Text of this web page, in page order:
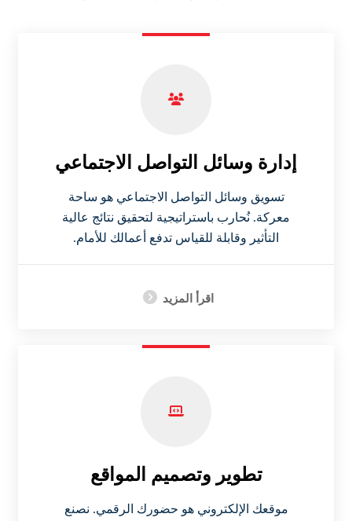
إدارة وسائل التواصل الاجتماعي
تسويق وسائل التواصل الاجتماعي هو ساحة
معركة. نُحارب باستراتيجية لتحقيق نتائج عالية
التأثير وقابلة للقياس تدفع أعمالك للأمام.
اقرأ المزيد
تطوير وتصميم المواقع
موقعك الإلكتروني هو حضورك الرقمي. نصنع